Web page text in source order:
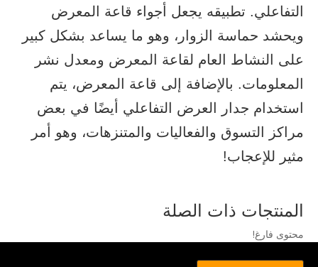
التفاعلي. تطبيقه يجعل أجواء قاعة المعرض
ويحشد حماسة الزوار، وهو ما يساعد بشكل كبير
على النشاط العام لقاعة المعرض ومعدل نشر
المعلومات. بالإضافة إلى قاعة المعرض، يتم
استخدام جدار العرض التفاعلي أيضًا في بعض
مراكز التسوق والفعاليات والمتنزهات، وهو أمر
مثير للإعجاب!
المنتجات ذات الصلة
محتوى فارغ!